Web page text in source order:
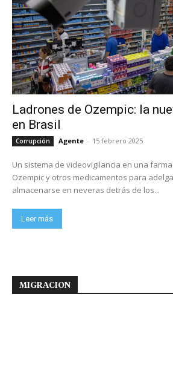
Ladrones de Ozempic: la
en Brasil
Corrupción Agente - 15 febrero 2025
Un sistema de videovigilancia en una
Ozempic y otros medicamentos para
almacenarse en neveras detrás de los...
Leer más
MIGRACION